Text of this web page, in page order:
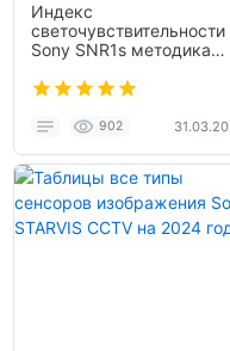
Индекс
светочувствительности
Sony SNR1s методика
902